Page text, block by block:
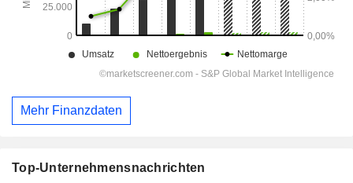
Mehr Finanzdaten
Top-Unternehmensnachrichten